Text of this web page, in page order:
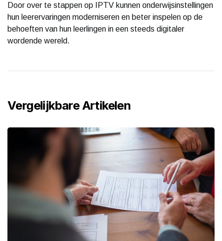
Door over te stappen op IPTV kunnen onderwijsinstellingen
hun leerervaringen moderniseren en beter inspelen op de
behoeften van hun leerlingen in een steeds digitaler
wordende wereld.
Vergelijkbare Artikelen